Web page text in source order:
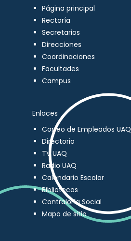
Página principal
Rectoría
Secretarios
Direcciones
Coordinaciones
Facultades
Campus
Enlaces
Correo de Empleados UAQ
Directorio
TV UAQ
Radio UAQ
Calendario Escolar
Bibliotecas
Contraloría Social
Mapa de sitio